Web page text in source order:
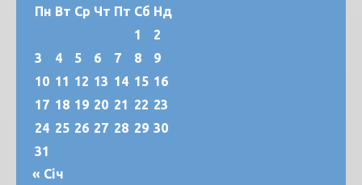
Пн Вт Ср Чт Пт Сб Нд
1
2
3
4 5 6 7 8
9
10 11 12 13 14 15 16
17 18 19 20 21 22 23
24 25 26 27 28 29 30
31
« Січ